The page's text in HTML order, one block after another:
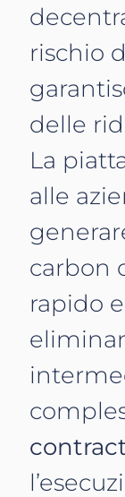
rischio
delle
La
alle
carbon
rapido